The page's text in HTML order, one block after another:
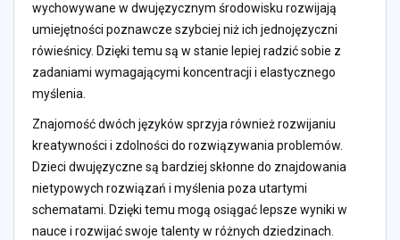
wychowywane w dwujęzycznym środowisku rozwijają
umiejętności poznawcze szybciej niż ich jednojęzyczni
rówieśnicy. Dzięki temu są w stanie lepiej radzić sobie z
zadaniami wymagającymi koncentracji i elastycznego
myślenia.
Znajomość dwóch języków sprzyja również rozwijaniu
kreatywności i zdolności do rozwiązywania problemów.
Dzieci dwujęzyczne są bardziej skłonne do znajdowania
nietypowych rozwiązań i myślenia poza utartymi
schematami. Dzięki temu mogą osiągać lepsze wyniki w
nauce i rozwijać swoje talenty w różnych dziedzinach.